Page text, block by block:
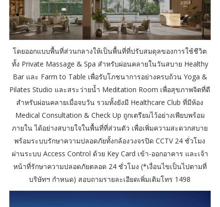
โดยออกแบบพื้นที่ส่วนกลางให้เป็นพื้นที่ที่ปรับสมดุลของการใช้ชีวิต
ทั้ง Private Massage & Spa สำหรับผ่อนคลายในวันสบาย Healthy
Bar และ Farm to Table เพื่อรับโภชนาการอย่างครบถ้วน Yoga &
Pilates Studio และสระว่ายน้ำ Meditation Room เพื่อสุขภาพจิตที่ดี
สำหรับผ่อนคลายเมื่อจบวัน รวมทั้งยังมี Healthcare Club ที่มีห้อง
Medical Consultation & Check Up ถูกเตรียมไว้อย่างเพียบพร้อม
ภายใน ได้อย่างสบายใจในพื้นที่ที่ส่วนตัว เพื่อเพิ่มความสะดวกสบาย
พร้อมระบบรักษาความปลอดภัยทั้งกล้องวงจรปิด CCTV 24 ชั่วโมง
ผ่านระบบ Access Control ด้วย Key Card เข้า-ออกอาคาร และเจ้า
หน้าที่รักษาความปลอดภัยตลอด 24 ชั่วโมง (*เงื่อนไขเป็นไปตามที่
บริษัทฯ กำหนด) สอบถามรายละเอียดเพิ่มเติมโทร 1498